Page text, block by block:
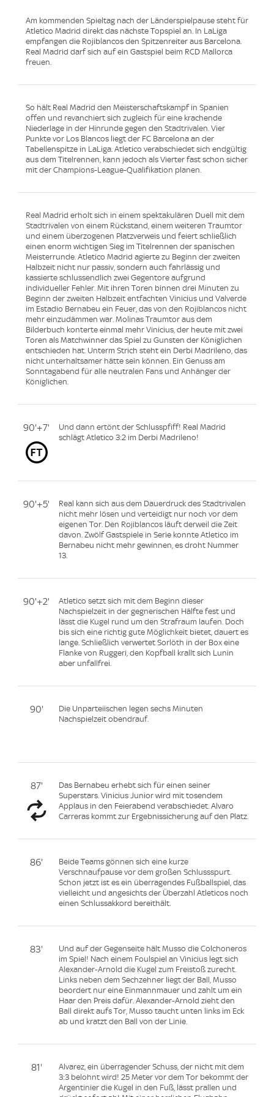
Am kommenden Spieltag nach der Länderspielpause steht für
Atletico Madrid direkt das nächste Topspiel an. In LaLiga
empfangen die Rojiblancos den Spitzenreiter aus Barcelona.
Real Madrid darf sich auf ein Gastspiel beim RCD Mallorca
freuen.
So hält Real Madrid den Meisterschaftskampf in Spanien
offen und revanchiert sich zugleich für eine krachende
Niederlage in der Hinrunde gegen den Stadtrivalen. Vier
Punkte vor Los Blancos liegt der FC Barcelona an der
Tabellenspitze in LaLiga. Atletico verabschiedet sich endgültig
aus dem Titelrennen, kann jedoch als Vierter fast schon sicher
mit der Champions-League-Qualifikation planen.
Real Madrid erholt sich in einem spektakulären Duell mit dem
Stadtrivalen von einem Rückstand, einem weiteren Traumtor
und einem überzogenen Platzverweis und feiert schließlich
einen enorm wichtigen Sieg im Titelrennen der spanischen
Meisterrunde. Atletico Madrid agierte zu Beginn der zweiten
Halbzeit nicht nur passiv, sondern auch fahrlässig und
kassierte schlussendlich zwei Gegentore aufgrund
individueller Fehler. Mit ihren Toren binnen drei Minuten zu
Beginn der zweiten Halbzeit entfachten Vinicius und Valverde
im Estadio Bernabeu ein Feuer, das von den Rojiblancos nicht
mehr einzudämmen war. Molinas Traumtor aus dem
Bilderbuch konterte einmal mehr Vinicius, der heute mit zwei
Toren als Matchwinner das Spiel zu Gunsten der Königlichen
entschieden hat. Unterm Strich steht ein Derbi Madrileno, das
nicht unterhaltsamer hätte sein können. Ein Genuss am
Sonntagabend für alle neutralen Fans und Anhänger der
Königlichen.
90'+7'
Und dann ertönt der Schlusspfiff! Real Madrid
schlägt Atletico 3:2 im Derbi Madrileno!
90'+5'
Real kann sich aus dem Dauerdruck des Stadtrivalen
nicht mehr lösen und verteidigt nur noch vor dem
eigenen Tor. Den Rojiblancos läuft derweil die Zeit
davon. Zwölf Gastspiele in Serie konnte Atletico im
Bernabeu nicht mehr gewinnen, es droht Nummer
13.
90'+2'
Atletico setzt sich mit dem Beginn dieser
Nachspielzeit in der gegnerischen Hälfte fest und
lässt die Kugel rund um den Strafraum laufen. Doch
bis sich eine richtig gute Möglichkeit bietet, dauert es
lange. Schließlich verwertet Sorlöth in der Box eine
Flanke von Ruggeri, den Kopfball krallt sich Lunin
aber unfallfrei.
90'
Die Unparteiischen legen sechs Minuten
Nachspielzeit obendrauf.
87'
Das Bernabeu erhebt sich für einen seiner
Superstars. Vinicius Junior wird mit tosendem
Applaus in den Feierabend verabschiedet. Alvaro
Carreras kommt zur Ergebnissicherung auf den Platz.
86'
Beide Teams gönnen sich eine kurze
Verschnaufpause vor dem großen Schlussspurt.
Schon jetzt ist es ein überragendes Fußballspiel, das
vielleicht und angesichts der Überzahl Atleticos noch
einen Schlussakkord bereithält.
83'
Und auf der Gegenseite hält Musso die Colchoneros
im Spiel! Nach einem Foulspiel an Vinicius legt sich
Alexander-Arnold die Kugel zum Freistoß zurecht.
Links neben dem Sechzehner liegt der Ball, Musso
beordert nur eine Einmannmauer und zahlt um ein
Haar den Preis dafür. Alexander-Arnold zieht den
Ball direkt aufs Tor, Musso taucht unten links im Eck
ab und kratzt den Ball von der Linie.
81'
Alvarez, ein überragender Schuss, der nicht mit dem
3:3 belohnt wird! 25 Meter vor dem Tor bekommt der
Argentinier die Kugel in den Fuß, lässt prallen und